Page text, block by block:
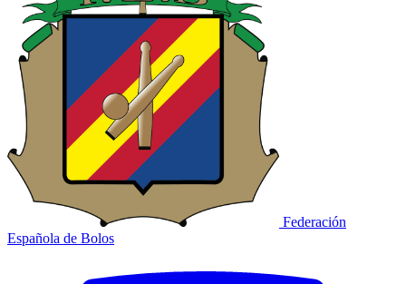
Federación
Española de Bolos